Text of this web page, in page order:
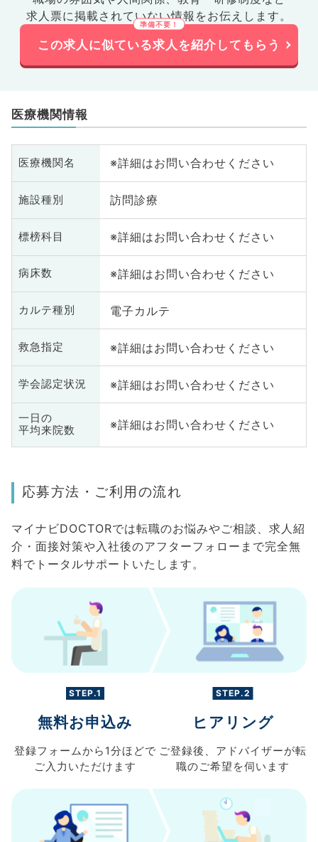
求人票に掲載されていない情報をお伝えします。
この求人に似ている求人を紹介してもらう
医療機関情報
医療機関名 ※詳細はお問い合わせください
施設種別 訪問診療
標榜科目 ※詳細はお問い合わせください
病床数 ※詳細はお問い合わせください
カルテ種別 電子カルテ
救急指定 ※詳細はお問い合わせください
学会認定状況 ※詳細はお問い合わせください
一日の
平均来院数
※詳細はお問い合わせください
応募方法・ご利用の流れ
マイナビDOCTORでは転職のお悩みやご相談、求人紹
介・面接対策や入社後のアフターフォローまで完全無
料でトータルサポートいたします。
STEP.1
無料お申込み
登録フォームから 1分ほどで
ご入力 いただけます
STEP.2
ヒアリング
ご登録後、 アドバイザーが転
職のご希望を伺います